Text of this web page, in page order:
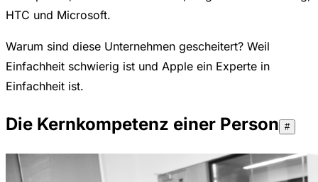
HTC und Microsoft.
Warum sind diese Unternehmen gescheitert? Weil
Einfachheit schwierig ist und Apple ein Experte in
Einfachheit ist.
Die Kernkompetenz einer Person #